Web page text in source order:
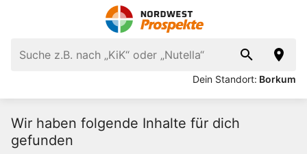
Dein Standort: Borkum
Wir haben folgende Inhalte für dich
gefunden